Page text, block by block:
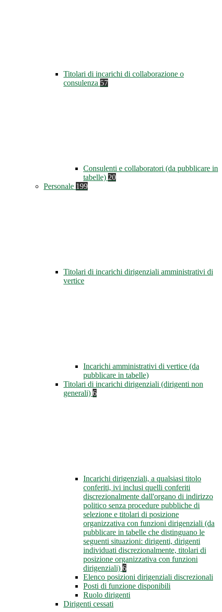
Titolari di incarichi di collaborazione o
consulenza 57
Consulenti e collaboratori (da pubblicare in
tabelle) 20
Personale 199
Titolari di incarichi dirigenziali amministrativi di
vertice
Incarichi amministrativi di vertice (da
pubblicare in tabelle)
Titolari di incarichi dirigenziali (dirigenti non
generali) 6
Incarichi dirigenziali, a qualsiasi titolo
conferiti, ivi inclusi quelli conferiti
discrezionalmente dall'organo di indirizzo
politico senza procedure pubbliche di
selezione e titolari di posizione
organizzativa con funzioni dirigenziali (da
pubblicare in tabelle che distinguano le
seguenti situazioni: dirigenti, dirigenti
individuati discrezionalmente, titolari di
posizione organizzativa con funzioni
dirigenziali) 6
Elenco posizioni dirigenziali discrezionali
Posti di funzione disponibili
Ruolo dirigenti
Dirigenti cessati